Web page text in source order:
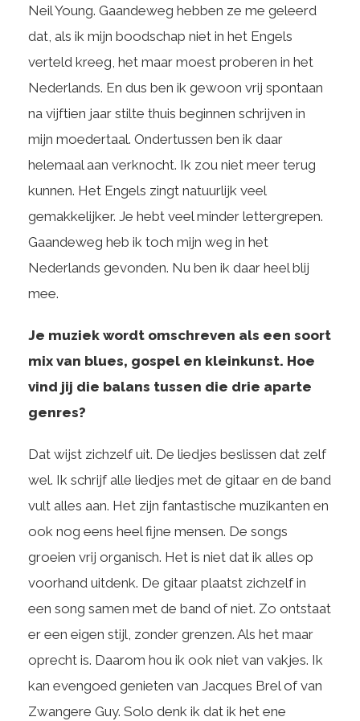
Neil Young. Gaandeweg hebben ze me geleerd
dat, als ik mijn boodschap niet in het Engels
verteld kreeg, het maar moest proberen in het
Nederlands. En dus ben ik gewoon vrij spontaan
na vijftien jaar stilte thuis beginnen schrijven in
mijn moedertaal. Ondertussen ben ik daar
helemaal aan verknocht. Ik zou niet meer terug
kunnen. Het Engels zingt natuurlijk veel
gemakkelijker. Je hebt veel minder lettergrepen.
Gaandeweg heb ik toch mijn weg in het
Nederlands gevonden. Nu ben ik daar heel blij
mee.
Je muziek wordt omschreven als een soort
mix van blues, gospel en kleinkunst. Hoe
vind jij die balans tussen die drie aparte
genres?
Dat wijst zichzelf uit. De liedjes beslissen dat zelf
wel. Ik schrijf alle liedjes met de gitaar en de band
vult alles aan. Het zijn fantastische muzikanten en
ook nog eens heel fijne mensen. De songs
groeien vrij organisch. Het is niet dat ik alles op
voorhand uitdenk. De gitaar plaatst zichzelf in
een song samen met de band of niet. Zo ontstaat
er een eigen stijl, zonder grenzen. Als het maar
oprecht is. Daarom hou ik ook niet van vakjes. Ik
kan evengoed genieten van Jacques Brel of van
Zwangere Guy. Solo denk ik dat ik het ene